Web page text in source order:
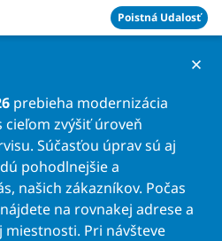
Poistná Udalosť
prebieha modernizácia
zvýšiť úroveň
Súčasťou úprav sú aj
pohodlnejšie a
našich zákazníkov. Počas
na rovnakej adrese a
miestnosti. Pri návšteve